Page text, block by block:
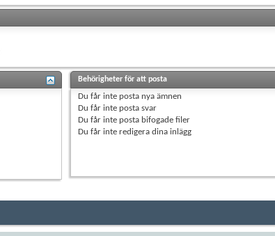
Behörigheter för att posta
Dufår inte posta nya ämnen
Dufår inte posta svar
Dufår inte posta bifogade filer
Dufår inte redigera dina inlägg